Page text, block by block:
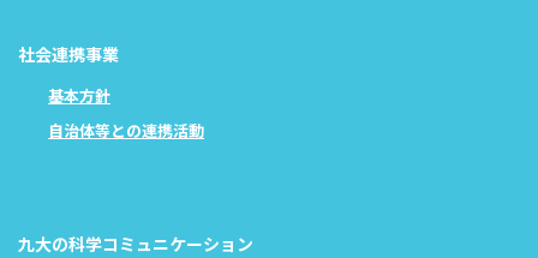
社会連携事業
基本方針
自治体等との連携活動
九大の科学コミュニケーション